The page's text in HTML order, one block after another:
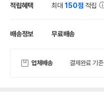
적립혜택 최대150점 적립
배송정보 무료배송
업체배송 결제완료 기